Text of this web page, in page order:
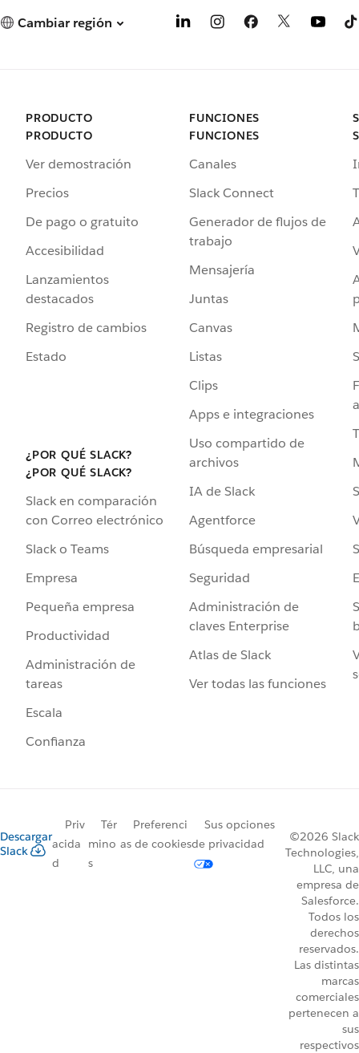
Cambiar región
PRODUCTO
PRODUCTO
Ver demostración
Precios
De pago o gratuito
Accesibilidad
Lanzamientos
destacados
Registro de cambios
Estado
¿POR QUÉ SLACK?
¿POR QUÉ SLACK?
Slack en comparación
con Correo electrónico
Slack o Teams
Empresa
Pequeña empresa
Productividad
Administración de
tareas
Escala
Confianza
FUNCIONES
FUNCIONES
Canales
Slack Connect
Generador de flujos de
trabajo
Mensajería
Juntas
Canvas
Listas
Clips
Apps e integraciones
Uso compartido de
archivos
IA de Slack
Agentforce
Búsqueda empresarial
Seguridad
Administración de
claves Enterprise
Atlas de Slack
Ver todas las funciones
Descargar
Slack
Priv
acida
d
Tér
mino
s
Preferenci
as de cookies
Sus opciones
de privacidad
©2026 Slack
Technologies,
LLC, una
empresa de
Salesforce.
Todos los
derechos
reservados.
Las distintas
marcas
comerciales
pertenecen a
sus
respectivos